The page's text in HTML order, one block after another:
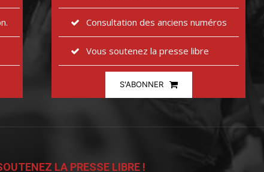
Consultation des anciens numéros
Vous soutenez la presse libre
S'ABONNER
LA PRESSE LIBRE !